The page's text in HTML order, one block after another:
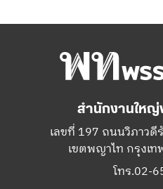
เขตพญาไท กรุงเท
โทร.02-
เกี่ยวกั